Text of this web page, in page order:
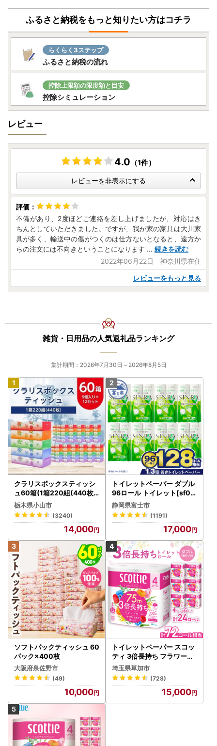
ふるさと納税をもっと知りたい方はコチラ
らくらく3ステップ
ふるさと納税の流れ
控除上限額の限度額と目安
控除シミュレーション
レビュー
4.0 （1件）
レビューを非表示にする
不備があり、2度ほどご連絡を差し上げましたが、対応はき
ちんとしていただきました。ですが、我が家の家具は大川家
具が多く、輸送中の傷がつくのは仕方ないとなると、遠方か
らの注文には不向きということになります ... 続きを読む
2022年06月22日 神奈川県在住
レビューをもっと見る
雑貨・日用品の人気返礼品ランキング
集計期間：2026年7月30日～2026年8月5日
クラリスボックスティッシ
ュ60箱(1箱220組(440枚))
(5個入り×12セット)【配送
不可地域：離島・沖縄県】
【1256759】
栃木県小山市
(3240)
14,000
トイレットペーパー ダブル
96ロール トイレット[sf00
1-012]
静岡県富士市
(1191)
17,000
ソフトパックティッシュ 60
パック×400枚
大阪府泉佐野市
(49)
10,000
トイレットペーパー スコッ
ティ 3倍長持ち フラワーパ
ック 4ロール×6P
埼玉県草加市
(728)
15,000